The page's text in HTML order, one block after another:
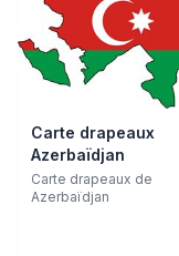
Carte drapeaux
Azerbaïdjan
Carte drapeaux de
Azerbaïdjan